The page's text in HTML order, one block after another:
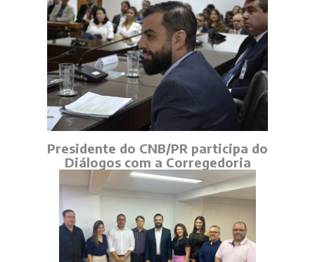
Presidente do CNB/PR participa do
Diálogos com a Corregedoria